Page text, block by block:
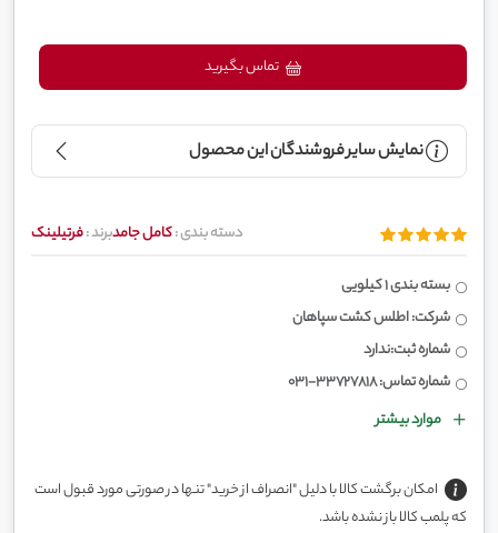
نمایش سایر فروشندگان این محصول
دسته بندی :کامل جامدبرند :فرتیلینک
بسته بندی 1 کیلویی
شرکت: اطلس کشت سپاهان
شماره ثبت:ندارد
شماره تماس: 33727818-031
موارد بیشتر
امکان برگشت کالا با دلیل "انصراف از خرید" تنها در صورتی مورد قبول است
که پلمب کالا باز نشده باشد.